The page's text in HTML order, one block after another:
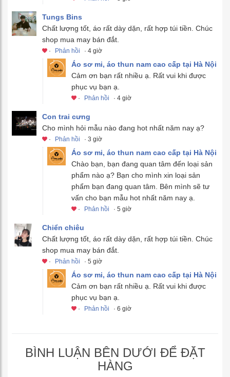
Tungs Bins
Chất lượng tốt, áo rất dày dặn, rất hợp túi tiền. Chúc
shop mua may bán đắt.
· Phản hồi · 4 giờ
Áo sơ mi, áo thun nam cao cấp tại Hà Nội
Cảm ơn bạn rất nhiều ạ. Rất vui khi được
phục vụ bạn ạ.
· Phản hồi · 4 giờ
Con trai cưng
Cho mình hỏi mẫu nào đang hot nhất năm nay ạ?
· Phản hồi · 3 giờ
Áo sơ mi, áo thun nam cao cấp tại Hà Nội
Chào bạn, bạn đang quan tâm đến loại sản
phẩm nào ạ? Bạn cho mình xin loại sản
phẩm bạn đang quan tâm. Bên mình sẽ tư
vấn cho bạn mẫu hot nhất năm nay ạ.
· Phản hồi · 5 giờ
Chiển chiêu
Chất lượng tốt, áo rất dày dặn, rất hợp túi tiền. Chúc
shop mua may bán đắt.
· Phản hồi · 5 giờ
Áo sơ mi, áo thun nam cao cấp tại Hà Nội
Cảm ơn bạn rất nhiều ạ. Rất vui khi được
phục vụ bạn ạ.
· Phản hồi · 6 giờ
BÌNH LUẬN BÊN DƯỚI ĐỂ ĐẶT
HÀNG